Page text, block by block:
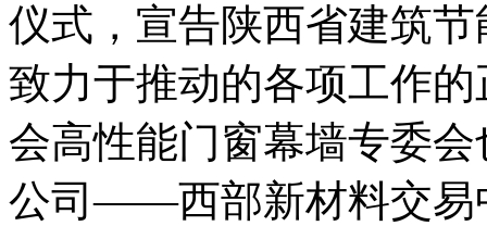
仪式，宣告陕西省建筑
致力于推动的各项工作
会高性能门窗幕墙专委
公司——西部新材料交易